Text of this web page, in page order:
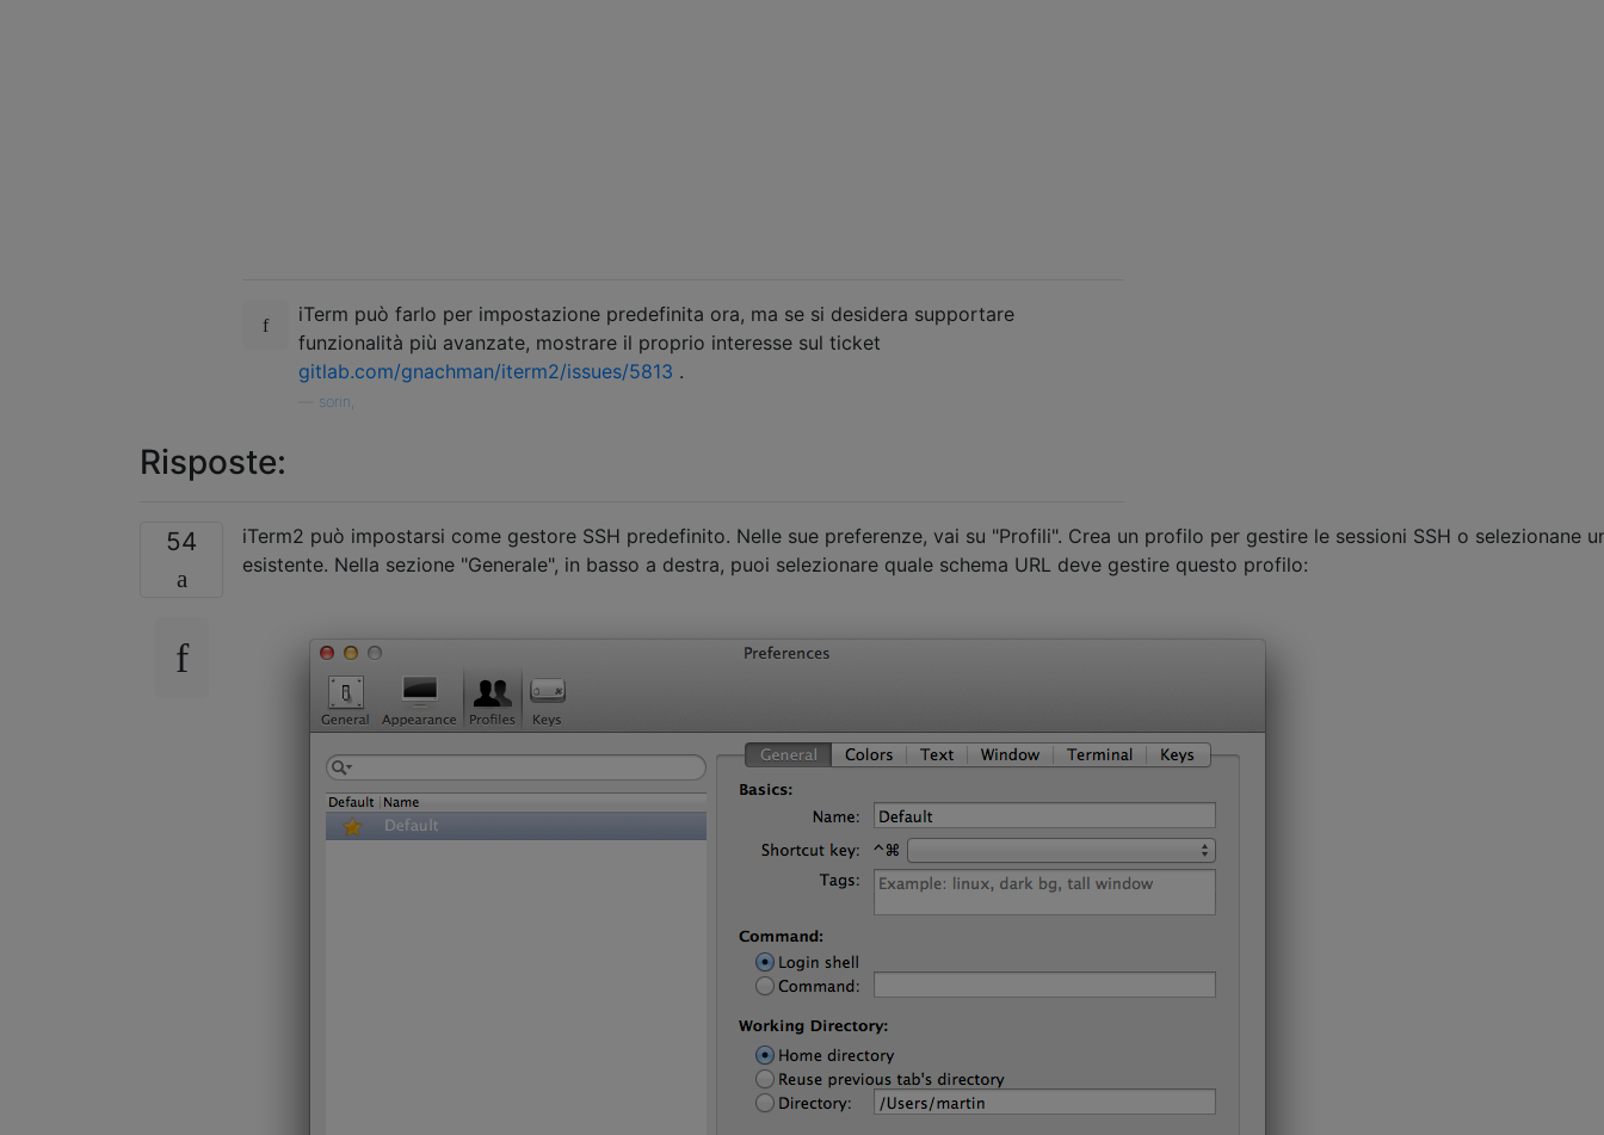
iTerm può farlo per impostazione predefinita ora, ma se si desidera supportare
funzionalità più avanzate, mostrare il proprio interesse sul ticket
gitlab.com/gnachman/iterm2/issues/5813 .
sorin,
Risposte:
54
iTerm2 può impostarsi come gestore SSH predefinito. Nelle sue preferenze, vai su "Profili". Crea un profilo per gestire le sessioni SSH o selezionane
esistente. Nella sezione "Generale", in basso a destra, puoi selezionare quale schema URL deve gestire questo profilo: